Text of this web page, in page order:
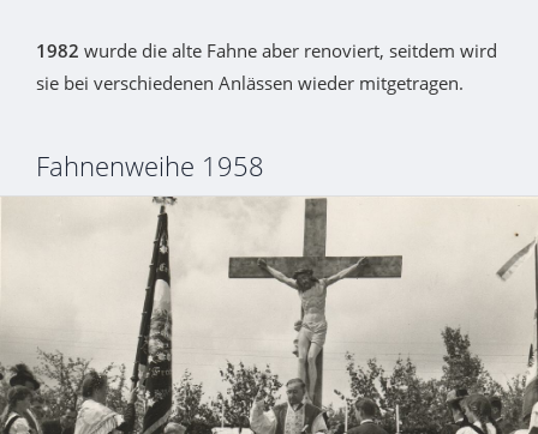
1982 wurde die alte Fahne aber renoviert, seitdem wird
sie bei verschiedenen Anlässen wieder mitgetragen.
Fahnenweihe 1958